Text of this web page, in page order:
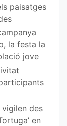
paisatges
la festa la
jove
vigilen des
en